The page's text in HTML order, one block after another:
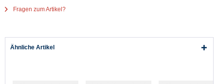
Fragen zum Artikel?
Ähnliche Artikel